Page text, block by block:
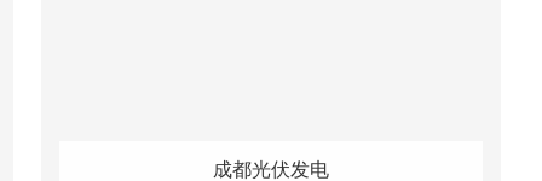
成都光伏发电